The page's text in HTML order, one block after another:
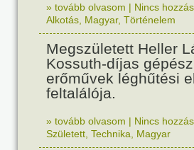
» tovább olvasom | Nincs
Alkotás Magyar, Történelem
Megszületett Heller
Kossuth-díjas
erőművek léghűtési
feltalálója.
» tovább olvasom | Nincs
Született Technika Magyar